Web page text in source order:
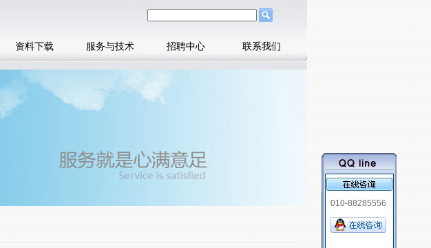
资料下载 服务与技术 招聘中心 联系我们
010-88285556